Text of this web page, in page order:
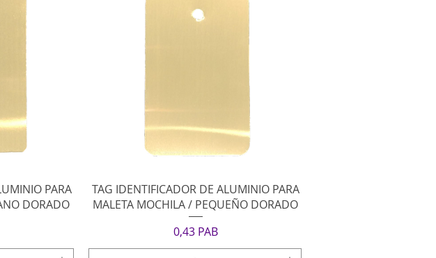
PARA
DORADO
Vista rápida
TAG IDENTIFICADOR DE ALUMINIO PARA
MALETA MOCHILA / PEQUEÑO DORADO
Precio
0,43 PAB